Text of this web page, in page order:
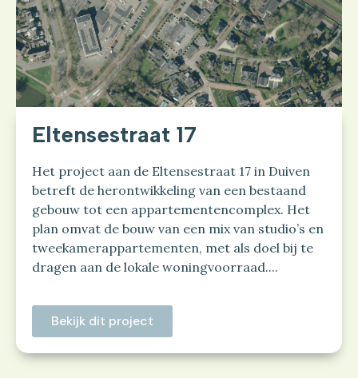
Eltensestraat 17
Het project aan de Eltensestraat 17 in Duiven
betreft de herontwikkeling van een bestaand
gebouw tot een appartementencomplex. Het
plan omvat de bouw van een mix van studio’s en
tweekamerappartementen, met als doel bij te
dragen aan de lokale woningvoorraad....
Bekijk dit project